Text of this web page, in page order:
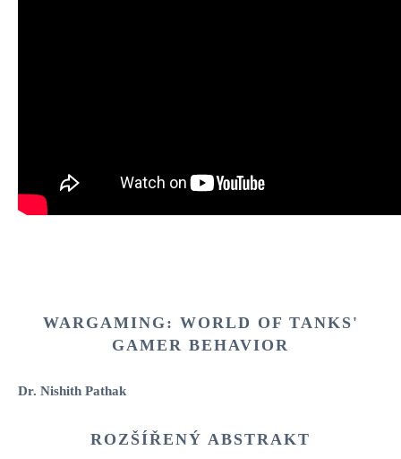
WARGAMING: WORLD OF TANKS'
GAMER BEHAVIOR
Dr. Nishith Pathak
ROZŠÍŘENÝ ABSTRAKT